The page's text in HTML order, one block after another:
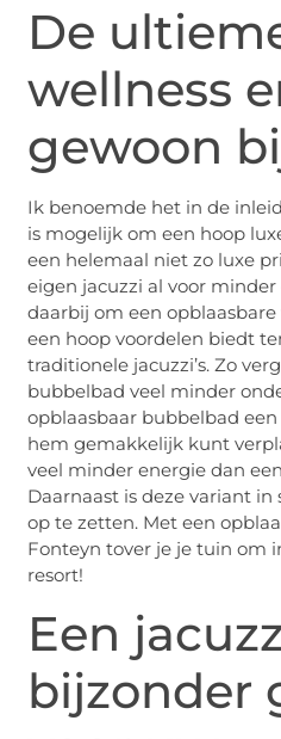
De
wellness
gewoon
Ik benoemde het in de
is mogelijk om een hoop
een helemaal niet zo luxe
eigen jacuzzi al voor
daarbij om een
een hoop voordelen biedt
traditionele jacuzzi’s. Zo
bubbelbad veel minder
opblaasbaar bubbelbad
hem gemakkelijk kunt
veel minder energie dan
Daarnaast is deze variant
op te zetten. Met een
Fonteyn tover je je tuin om
resort!
Een
bijzonder